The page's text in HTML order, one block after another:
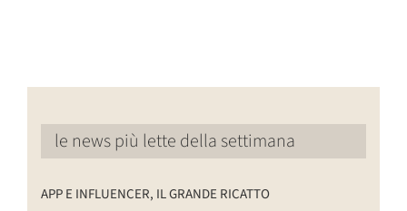
le news più lette della settimana
APP E INFLUENCER, IL GRANDE RICATTO